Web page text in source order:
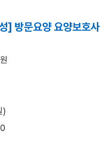
방문요양 요양보호사
)